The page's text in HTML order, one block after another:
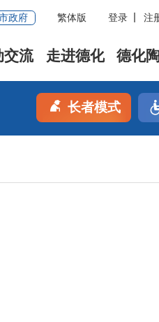
政府 繁体版 登录 注
交流 走进德化 德化
长者模式